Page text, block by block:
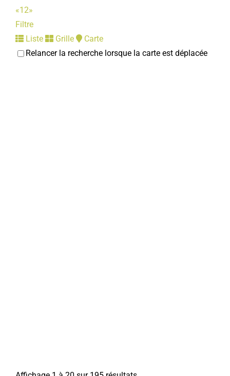
«12»
Filtre
Liste
Grille
Carte
Relancer la recherche lorsque la carte est déplacée